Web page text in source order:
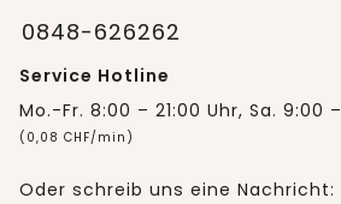
0848-626262
Service Hotline
Mo.-Fr. 8:00 – 21:00 Uhr, Sa. 9:00
(0,08 CHF/min)
Oder schreib uns eine Nachricht: